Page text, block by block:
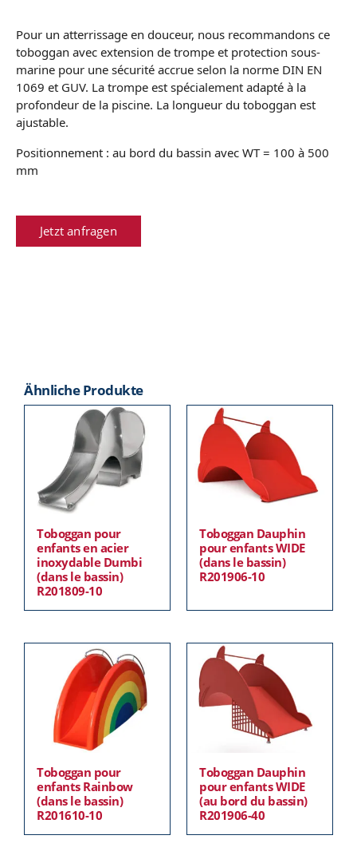
Pour un atterrissage en douceur, nous recommandons ce
toboggan avec extension de trompe et protection sous-
marine pour une sécurité accrue selon la norme DIN EN
1069 et GUV. La trompe est spécialement adapté à la
profondeur de la piscine. La longueur du toboggan est
ajustable.
Positionnement : au bord du bassin avec WT = 100 à 500
mm
Jetzt anfragen
Ähnliche Produkte
Toboggan pour
enfants en acier
inoxydable Dumbi
(dans le bassin)
R201809-10
Toboggan Dauphin
pour enfants WIDE
(dans le bassin)
R201906-10
Toboggan pour
enfants Rainbow
(dans le bassin)
R201610-10
Toboggan Dauphin
pour enfants WIDE
(au bord du bassin)
R201906-40